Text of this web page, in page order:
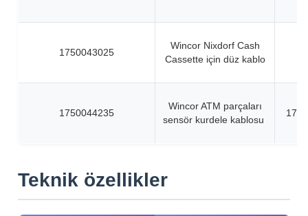
1750043025
Wincor Nixdorf Cash
Cassette için düz kablo
1750044235
Wincor ATM parçaları
sensör kurdele kablosu
Teknik özellikler